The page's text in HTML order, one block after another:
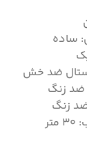
ساده
ضد خش
زنگ
زنگ